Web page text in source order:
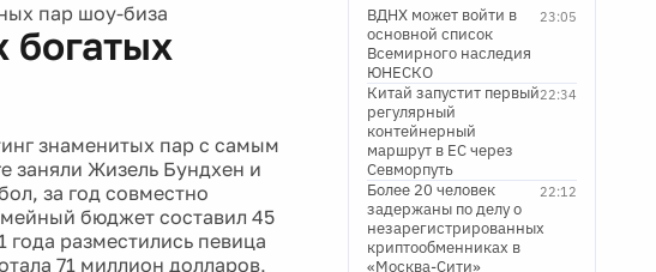
пар шоу-биза
богатых
знаменитых пар с самым
заняли Жизель Бундхен и
за год совместно
бюджет составил 45
разместились певица
71 миллион долларов,
23:05
ВДНХ может войти в
основной список
Всемирного наследия
ЮНЕСКО
22:34
Китай запустит первый
регулярный
контейнерный
маршрут в ЕС через
Севморпуть
22:12
Более 20 человек
задержаны по делу о
незарегистрированных
криптообменниках в
«Москва-Сити»